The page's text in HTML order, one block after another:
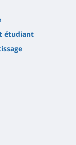
étudiant